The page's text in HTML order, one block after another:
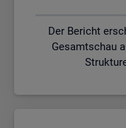
Der Bericht
Gesamtschau